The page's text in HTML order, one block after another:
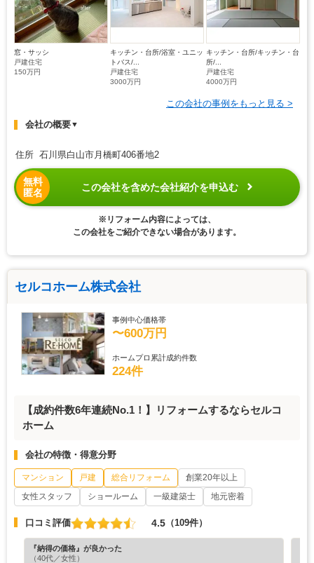
窓・サッシ
戸建住宅
150万円
キッチン・台所/浴室・ユニッ
トバス/...
戸建住宅
3000万円
キッチン・台所/キッチン・台
所/...
戸建住宅
4000万円
この会社の事例をもっと見る >
会社の概要▼
住所 石川県白山市月橋町406番地2
無料
匿名
この会社を含めた会社紹介を申込む
※リフォーム内容によっては、
この会社をご紹介できない場合があります。
セルコホーム株式会社
事例中心価格帯
〜600万円
ホームプロ累計成約件数
224件
【成約件数6年連続No.1！】リフォームするならセルコ
ホーム
会社の特徴・得意分野
マンション 戸建 総合リフォーム
創業20年以上
女性スタッフ
ショールーム 一級建築士 地元密着
口コミ評価 4.5 （109件）
『納得の価格』が良かった
（40代／女性）